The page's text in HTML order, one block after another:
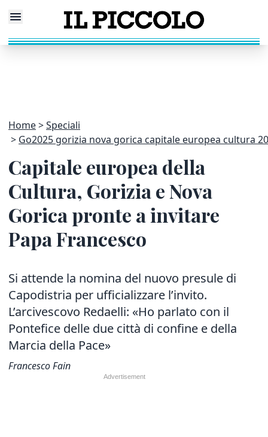
Home
Speciali
Go2025 gorizia nova gorica capitale europea cultura
Capitale europea della
Cultura, Gorizia e Nova
Gorica pronte a invitare
Papa Francesco
Si attende la nomina del nuovo presule di
Capodistria per ufficializzare l’invito.
L’arcivescovo Redaelli: «Ho parlato con il
Pontefice delle due città di confine e della
Marcia della Pace»
Francesco Fain